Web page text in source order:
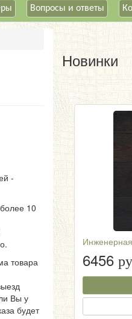
Вопросы и ответы
-
10
товара
Вы у
будет
Новинки
6456